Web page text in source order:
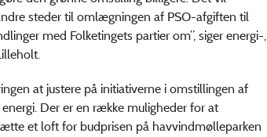
steder til omlægningen af PSO-afgiften til
med Folketingets partier om”, siger energi-,
at justere på initiativerne i omstillingen af
Der er en række muligheder for at
et loft for budprisen på havvindmølleparken